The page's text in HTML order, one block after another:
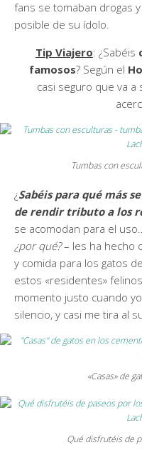
fans se tomaban drogas
posible de su ídolo.
Tip Viajero: ¿Sabéis
famosos? Según el
casi seguro que va
Tumbas con
¿Sabéis para qué más
de rendir tributo a los
se acomodan para el uso…
¿por qué?– les ha hecho
y comida para los gatos
estos «residentes»
momento justo cuando
silencio, y casi me tira al
«Casas» de
Qué disfrutéis de